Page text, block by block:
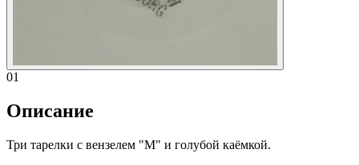
01
Описание
Три тарелки с вензелем "М" и голубой каёмкой.